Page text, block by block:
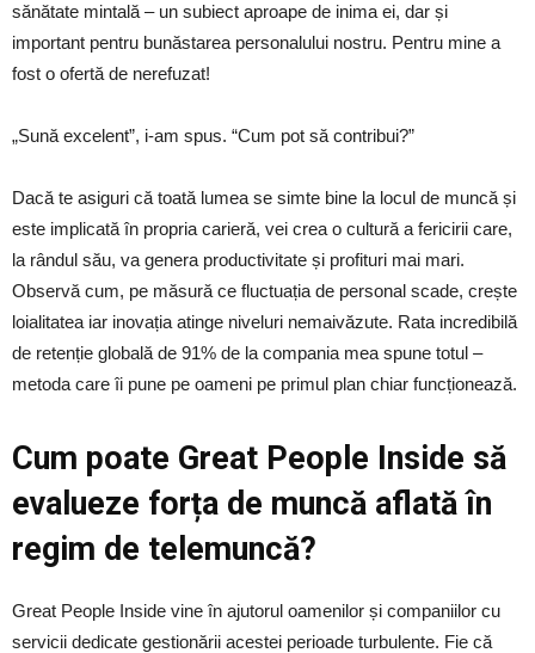
sănătate mintală – un subiect aproape de inima ei, dar și
important pentru bunăstarea personalului nostru. Pentru mine a
fost o ofertă de nerefuzat!
„Sună excelent”, i-am spus. “Cum pot să contribui?”
Dacă te asiguri că toată lumea se simte bine la locul de muncă și
este implicată în propria carieră, vei crea o cultură a fericirii care,
la rândul său, va genera productivitate și profituri mai mari.
Observă cum, pe măsură ce fluctuația de personal scade, crește
loialitatea iar inovația atinge niveluri nemaivăzute. Rata incredibilă
de retenție globală de 91% de la compania mea spune totul –
metoda care îi pune pe oameni pe primul plan chiar funcționează.
Cum poate Great People Inside să
evalueze forța de muncă aflată în
regim de telemuncă?
Great People Inside vine în ajutorul oamenilor și companiilor cu
servicii dedicate gestionării acestei perioade turbulente. Fie că